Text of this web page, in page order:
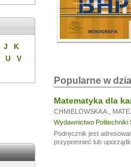
J
K
U
V
Popularne w
Matematyka dla
CHMIELOWSKA A.
Wydawnictwo Politechniki
Podręcznik jest
przypomnieć lub